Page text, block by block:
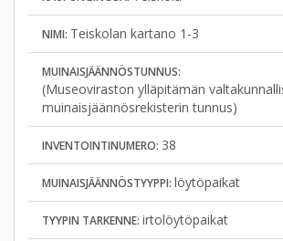
NIMI: Teiskolan kartano 1-3
MUINAISJÄÄNNÖSTUNNUS:
(Museoviraston ylläpitämän
muinaisjäännösrekisterin tunnus)
INVENTOINTINUMERO: 38
MUINAISJÄÄNNÖSTYYPPI: löytöpaikat
TYYPIN TARKENNE: irtolöytöpaikat